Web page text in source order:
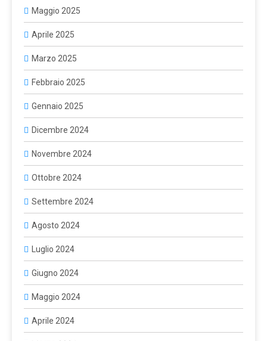
Maggio 2025
Aprile 2025
Marzo 2025
Febbraio 2025
Gennaio 2025
Dicembre 2024
Novembre 2024
Ottobre 2024
Settembre 2024
Agosto 2024
Luglio 2024
Giugno 2024
Maggio 2024
Aprile 2024